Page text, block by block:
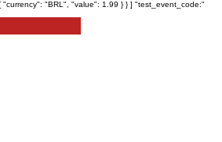
"BRL", "value": 1.99 } } ] "test_event_code:"